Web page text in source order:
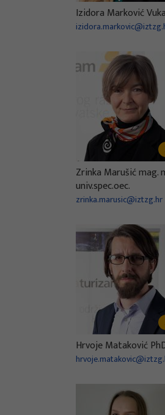
Izidora Marković
Zrinka Marušić mag.
univ.spec.oec.
zrinka.marusic@iztzg.hr
Hrvoje Mataković